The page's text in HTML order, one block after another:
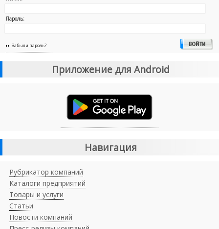
Пароль:
Забыли пароль?
Приложение для Android
Навигация
Рубрикатор компаний
Каталоги предприятий
Товары и услуги
Статьи
Новости компаний